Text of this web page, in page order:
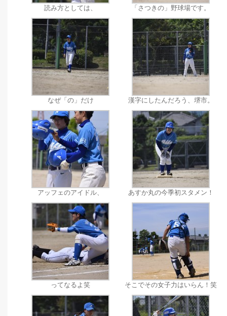
読み方としては、 「さつきの」野球場です。
なぜ「の」だけ 漢字にしたんだろう、堺市。
アッフェのアイドル、 あすか丸の今季初スタメン！
ってなるよ笑 そこでその女子力はいらん！笑